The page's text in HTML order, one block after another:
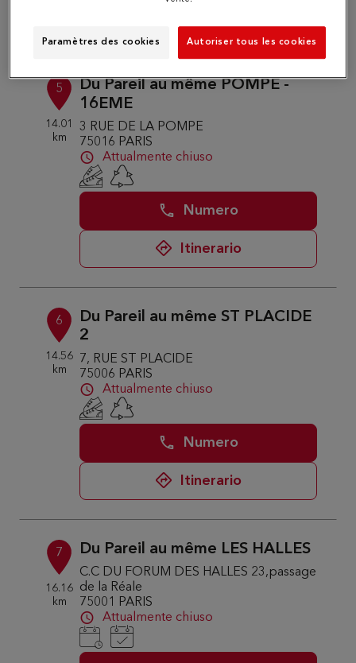
5
14.01
km
Du Pareil au même POMPE -
16EME
3 RUE DE LA POMPE
75016 PARIS
Attualmente chiuso
Numero
Itinerario
6
14.56
km
Du Pareil au même ST PLACIDE
2
7, RUE ST PLACIDE
75006 PARIS
Attualmente chiuso
Numero
Itinerario
7
16.16
km
Du Pareil au même LES HALLES
C.C DU FORUM DES HALLES 23,passage
de la Réale
75001 PARIS
Attualmente chiuso
Paramètres des cookies Autoriser tous les cookies